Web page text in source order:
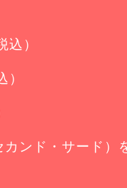
）
ンド・サード）